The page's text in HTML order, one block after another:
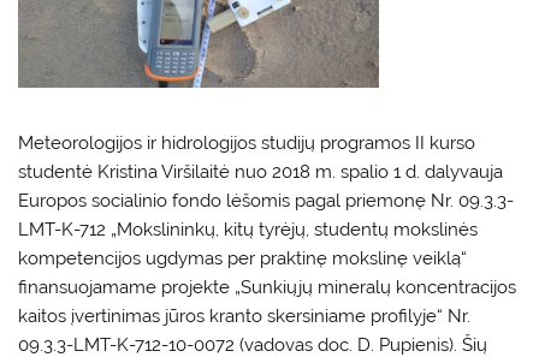
Meteorologijos ir hidrologijos studijų programos II kurso
studentė Kristina Viršilaitė nuo 2018 m. spalio 1 d. dalyvauja
Europos socialinio fondo lėšomis pagal priemonę Nr. 09.3.3-
LMT-K-712 „Mokslininkų, kitų tyrėjų, studentų mokslinės
kompetencijos ugdymas per praktinę mokslinę veiklą“
finansuojamame projekte „Sunkiųjų mineralų koncentracijos
kaitos įvertinimas jūros kranto skersiniame profilyje“ Nr.
09.3.3-LMT-K-712-10-0072 (vadovas doc. D. Pupienis). Šių